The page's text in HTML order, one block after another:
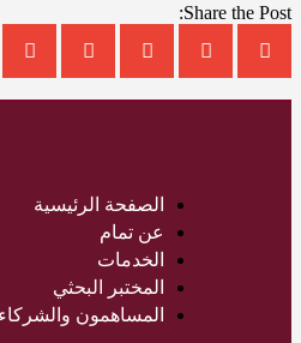
Share the Post:
الصفحة الرئيسية
عن تمام
الخدمات
المختبر البحثي
المساهمون والشركاء